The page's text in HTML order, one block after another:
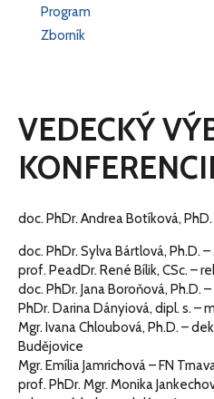
Program
Zborník
VEDECKÝ
doc. PhDr. Andrea Botíková,
doc. PhDr. Sylva Bártlová, Ph.D.
prof. PeadDr. René Bílik, CSc. –
doc. PhDr. Jana Boroňová, Ph.D.
PhDr. Darina Dányiová, dipl. s. –
Mgr. Ivana Chloubová, Ph.D. –
Budějovice
Mgr. Emília Jamrichová – FN
prof. PhDr. Mgr. Monika